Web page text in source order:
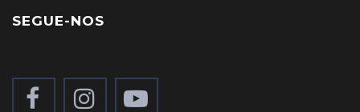
SEGUE-NOS